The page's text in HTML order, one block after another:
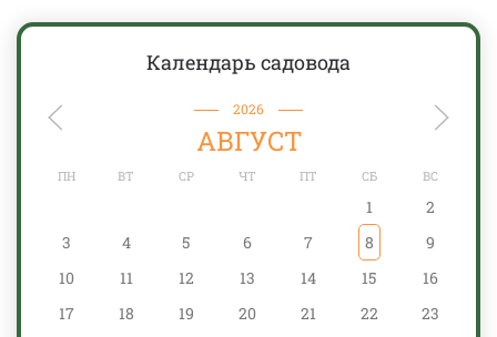
Календарь садовода
2026
АВГУСТ
ПН ВТ СР ЧТ ПТ СБ ВС
1
2
3
4 5 6 7 8
9
10
11 12 13 14 15
16
17
18 19 20 21 22
23